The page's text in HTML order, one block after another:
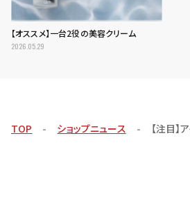
【オススメ】一台2役の美容クリーム
2026.05.29
TOP ショップニュース 【注目】